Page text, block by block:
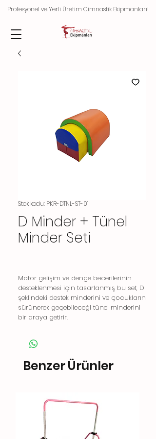
Profesyonel ve Yerli Üretim Cimnastik Ekipmanları!
Stok kodu: PKR-DTNL-ST-01
D Minder + Tünel
Minder Seti
Motor gelişim ve denge becerilerinin
desteklenmesi için tasarlanmış bu set, D
şeklindeki destek minderini ve çocukların
sürünerek geçebileceği tünel minderini
bir araya getirir.
Benzer Ürünler